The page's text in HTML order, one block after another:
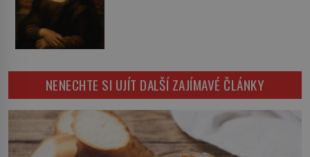
Napoleon Bonaparte (1769–1821)
má pro malbu slabost, a tak si ji
ještě jako první konzul přemístí do
své ložnice v Tuilerisjkém […]
NENECHTE SI UJÍT DALŠÍ ZAJÍMAVÉ ČLÁNKY